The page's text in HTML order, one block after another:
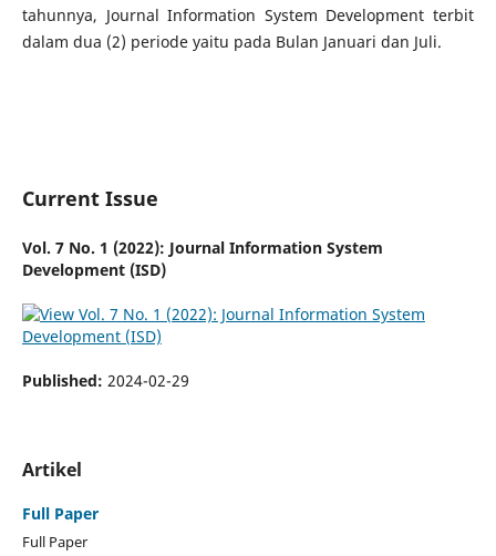
tahunnya, Journal Information System Development terbit
dalam dua (2) periode yaitu pada Bulan Januari dan Juli.
Current Issue
Vol. 7 No. 1 (2022): Journal Information System
Development (ISD)
Published: 2024-02-29
Artikel
Full Paper
Full Paper